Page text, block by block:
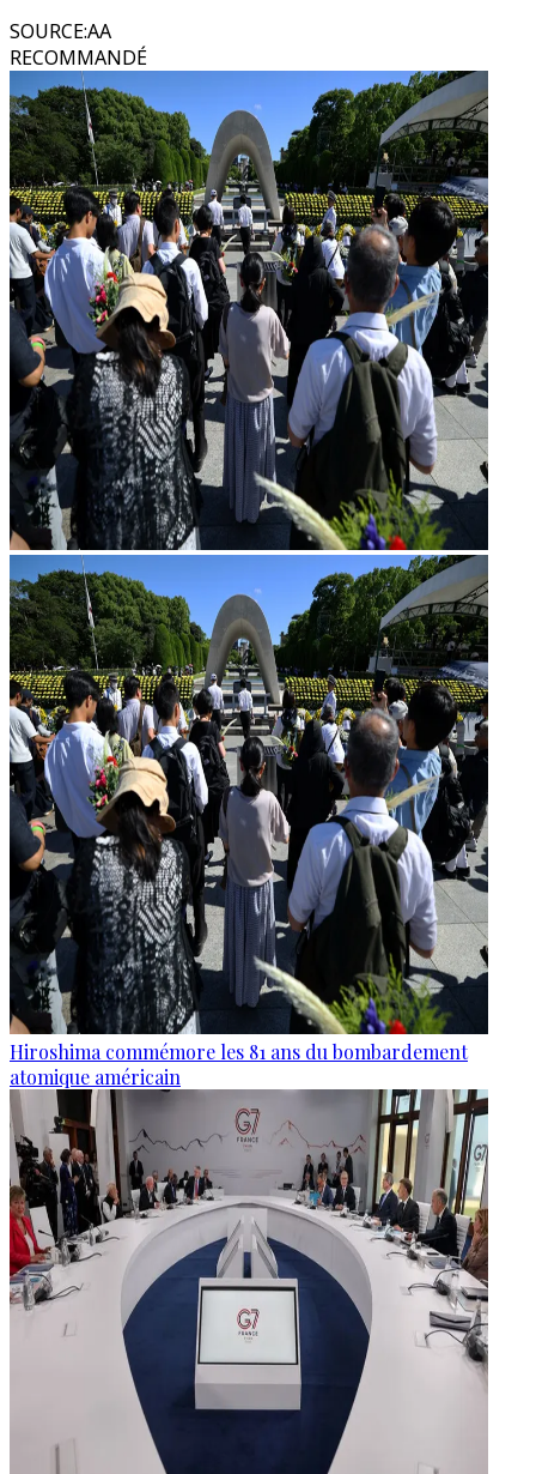
SOURCE:AA
RECOMMANDÉ
Hiroshima commémore les 81 ans du bombardement
atomique américain